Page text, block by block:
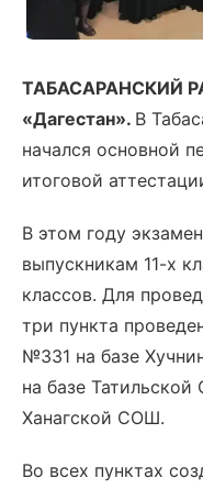
ТАБАСАРАНСКИЙ
«Дагестан». В
начался основной
итоговой
В этом году
выпускникам 11-х
классов. Для
три пункта
№331 на базе
на базе
Ханагской СОШ.
Во всех пунктах